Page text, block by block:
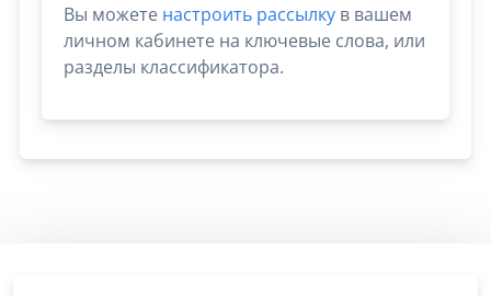
Вы можете настроить рассылку в вашем
личном кабинете на ключевые слова, или
разделы классификатора.